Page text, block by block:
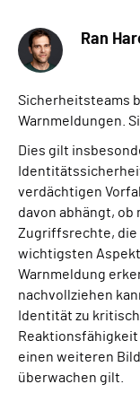
Ran
Sicherheitsteams
Warnmeldungen.
Dies gilt
verdächtigen
davon abhängt, ob
Zugriffsrechte, die
wichtigsten
Warnmeldung
nachvollziehen
Identität zu
einen weiteren
überwachen gilt.